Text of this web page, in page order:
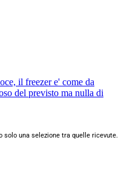
solo una selezione tra quelle ricevute.